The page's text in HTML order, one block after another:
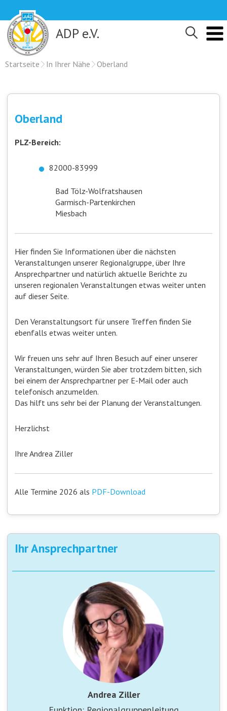
content
ADP e.V.
Startseite In Ihrer Nähe Oberland
Oberland
PLZ-Bereich:
82000-83999
Bad Tölz-Wolfratshausen
Garmisch-Partenkirchen
Miesbach
Hier finden Sie Informationen über die nächsten
Veranstaltungen unserer Regionalgruppe, über Ihre
Ansprechpartner und natürlich aktuelle Berichte zu
unseren regionalen Veranstaltungen etwas weiter unten
auf dieser Seite.
Den Veranstaltungsort für unsere Treffen finden Sie
ebenfalls etwas weiter unten.
Wir freuen uns sehr auf Ihren Besuch auf einer unserer
Veranstaltungen, würden Sie aber trotzdem bitten, sich
bei einem der Ansprechpartner per E-Mail oder auch
telefonisch anzumelden.
Das hilft uns sehr bei der Planung der Veranstaltungen.
Herzlichst
Ihre Andrea Ziller
Alle Termine 2026 als PDF-Download
Ihr Ansprechpartner
Andrea Ziller